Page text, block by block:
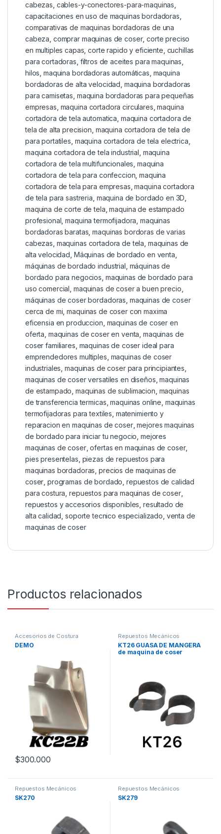
cabezas cables-y-conectores-para-maquinas
capacitaciones en uso de maquinas bordadoras
comparativas de maquinas bordadoras de una
cabeza comprar maquinas de coser,corte preciso
en multiples capas ,corte rapido y eficiente cuchillas
para cortadoras filtros de aceites para maquinas
hilos ,maquina bordadoras automáticas maquina
bordadoras de alta velocidad maquina bordadoras
para camisetas maquina bordadoras para pequeñas
empresas maquina cortadora circulares ,maquina
cortadora de tela automatica maquina cortadora de
tela de alta precision maquina cortadora de tela de
para portatiles maquina cortadora de tela electrica
maquina cortadora de tela industrial maquina
cortadora de tela multifuncionales maquina
cortadora de tela para confeccion ,maquina
cortadora de tela para empresas ,maquina cortadora
de tela para sastreria maquina de bordado en 3D
maquina de corte de tela ,maquina de estampado
profesional ,maquina termofijadora maquinas
bordadoras baratas ,maquinas bordoras de varias
cabezas maquinas cortadora de tela maquinas de
alta velocidad Máquinas de bordado en venta
máquinas de bordado industrial máquinas de
bordado para negocios maquinas de bordado para
uso comercial maquinas de coser a buen precio
máquinas de coser bordadoras maquinas de coser
cerca de mi ,maquinas de coser con maxima
eficensia en produccion maquinas de coser en
oferta maquinas de coser en venta ,maquinas de
coser familiares maquinas de coser ideal para
emprendedores multiples maquinas de coser
industriales ,maquinas de coser para principiantes
maquinas de coser versatiles en diseños ,maquinas
de estampado ,maquinas de sublimacion maquinas
de transferencia termicas ,maquinas online maquinas
termofijadoras para textiles matenimiento y
reparacion en maquinas de coser,mejores maquinas
de bordado para iniciar tu negocio mejores
maquinas de coser,ofertas en maquinas de coser,
pies presentelas piezas de repuestos para
maquinas bordadoras ,precios de maquinas de
coser ,programas de bordado repuestos de calidad
para costura ,repuestos para maquinas de coser,
repuestos y accesorios disponibles resultado de
alta calidad ,soporte tecnico especializado venta de
maquinas de coser
Productos relacionados
Accesorios de Costura
Maquinas de coser
DEMO
$300.000
Repuestos Mecánicos
KT26 GUASA DE MANGERA
de maquina de coser
Repuestos Mecánicos
SK270
Repuestos Mecánicos
SK279